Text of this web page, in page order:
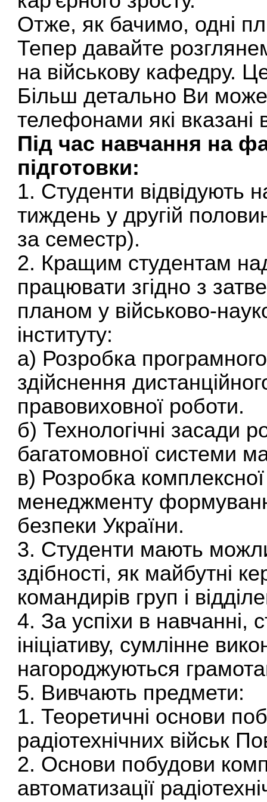
Отже, як бачимо, одні
Тепер давайте
на військову кафедру.
Більш детально Ви
телефонами які вказані
Під час навчання на
підготовки:
1. Студенти відвідують
тиждень у другій
за семестр).
2. Кращим студентам
працювати згідно з
планом у військово-
інституту:
а) Розробка
здійснення
правовиховної роботи.
б) Технологічні засади
багатомовної системи
в) Розробка комплексної
менеджменту
безпеки України.
3. Студенти мають
здібності, як майбутні
командирів груп і
4. За успіхи в навчанні,
ініціативу, сумлінне
нагороджуються
5. Вивчають предмети:
1. Теоретичні основи
радіотехнічних військ
2. Основи побудови
автоматизації